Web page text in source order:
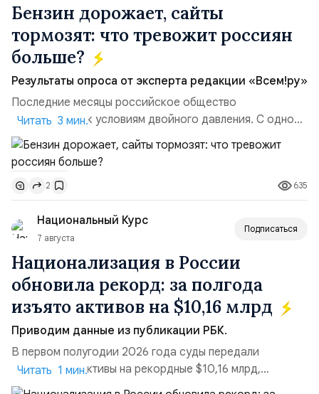
Бензин дорожает, сайты
тормозят: что тревожит россиян
больше?
Результаты опроса от эксперта редакции «Всем!ру»
Последние месяцы российское общество
адаптируется к условиям двойного давления. С одной
стороны, происходит рост цен на товары первой
необходимости, инфляция и локальные сбои в
поставках бензина. А с другой – технологическая
турбулентность: перебои в работе интернета,
блокировки сайтов, необходимость осваивать VPN и
российские платформы.Что из этого бье...
Читать 3 мин.
2 635
Национальный Курс
7 августа
Подписаться
Национализация в России
обновила рекорд: за полгода
изъято активов на $10,16 млрд
Приводим данные из публикации РБК.
В первом полугодии 2026 года суды передали
государству активы на рекордные $10,16 млрд,
подсчитали аналитики AK&M. Это в 2,5 раза больше,
Читать 1 мин.